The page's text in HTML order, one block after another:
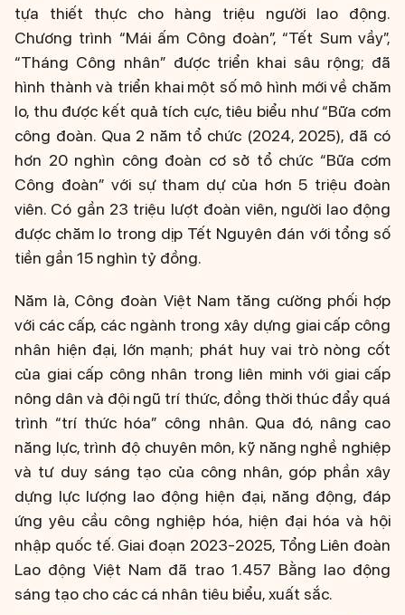
tựa thiết thực cho hàng triệu người lao động.
Chương trình “Mái ấm Công đoàn”, “Tết Sum vầy”,
“Tháng Công nhân” được triển khai sâu rộng; đã
hình thành và triển khai một số mô hình mới về chăm
lo, thu được kết quả tích cực, tiêu biểu như “Bữa cơm
công đoàn. Qua 2 năm tổ chức (2024, 2025), đã có
hơn 20 nghìn công đoàn cơ sở tổ chức “Bữa cơm
Công đoàn” với sự tham dự của hơn 5 triệu đoàn
viên. Có gần 23 triệu lượt đoàn viên, người lao động
được chăm lo trong dịp Tết Nguyên đán với tổng số
tiền gần 15 nghìn tỷ đồng.
Năm là, Công đoàn Việt Nam tăng cường phối hợp
với các cấp, các ngành trong xây dựng giai cấp công
nhân hiện đại, lớn mạnh; phát huy vai trò nòng cốt
của giai cấp công nhân trong liên minh với giai cấp
nông dân và đội ngũ trí thức, đồng thời thúc đẩy quá
trình “trí thức hóa” công nhân. Qua đó, nâng cao
năng lực, trình độ chuyên môn, kỹ năng nghề nghiệp
và tư duy sáng tạo của công nhân, góp phần xây
dựng lực lượng lao động hiện đại, năng động, đáp
ứng yêu cầu công nghiệp hóa, hiện đại hóa và hội
nhập quốc tế. Giai đoạn 2023-2025, Tổng Liên đoàn
Lao động Việt Nam đã trao 1.457 Bằng lao động
sáng tạo cho các cá nhân tiêu biểu, xuất sắc.